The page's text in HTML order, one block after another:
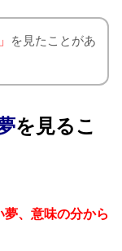
を見たことがあ
を見るこ
、意味の分から